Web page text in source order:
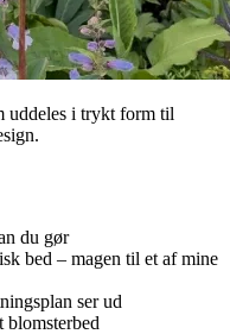
uddeles i trykt form til
du gør
bed – magen til et af mine
ser ud